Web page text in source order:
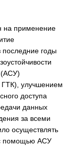
на применение
последние годы
(АСУ)
улучшением
доступа
данных
за всеми
осуществлять
с помощью АСУ